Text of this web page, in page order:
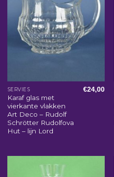
SERVIES
Karaf glas met
vierkante vlakken
Art Deco – Rudolf
Schrötter Rudolfova
Hut – lijn Lord
€24,00